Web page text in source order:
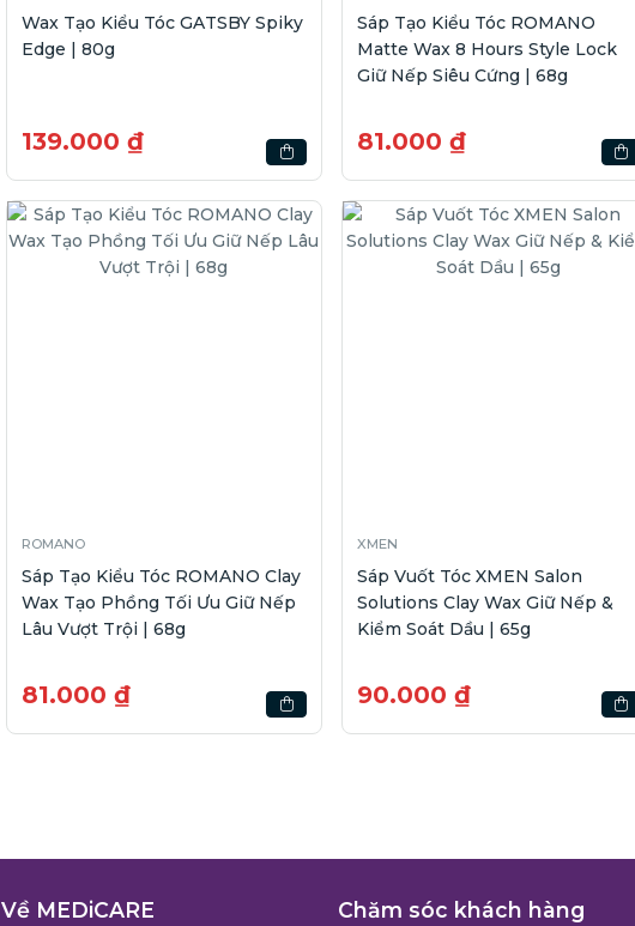
Wax Tạo Kiểu Tóc GATSBY Spiky
Edge | 80g
139.000 ₫
Sáp Tạo Kiểu Tóc ROMANO
Matte Wax 8 Hours Style Lock
Giữ Nếp Siêu Cứng | 68g
81.000 ₫
ROMANO
Sáp Tạo Kiểu Tóc ROMANO Clay
Wax Tạo Phồng Tối Ưu Giữ Nếp
Lâu Vượt Trội | 68g
81.000 ₫
XMEN
Sáp Vuốt Tóc XMEN Salon
Solutions Clay Wax Giữ Nếp &
Kiểm Soát Dầu | 65g
90.000 ₫
Về MEDiCARE Chăm sóc khách hàng